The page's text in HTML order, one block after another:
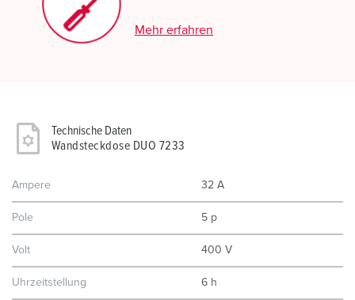
Mehr erfahren
Technische Daten
Wandsteckdose DUO 7233
Ampere 32 A
Pole 5 p
Volt 400 V
Uhrzeitstellung 6 h